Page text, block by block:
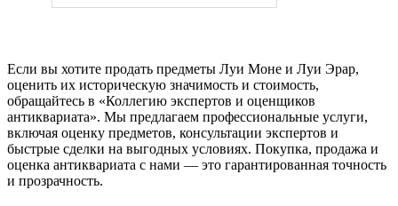
Если вы хотите продать предметы Луи Моне и Луи Эрар,
оценить их историческую значимость и стоимость,
обращайтесь в «Коллегию экспертов и оценщиков
антиквариата». Мы предлагаем профессиональные услуги,
включая оценку предметов, консультации экспертов и
быстрые сделки на выгодных условиях. Покупка, продажа и
оценка антиквариата с нами — это гарантированная точность
и прозрачность.